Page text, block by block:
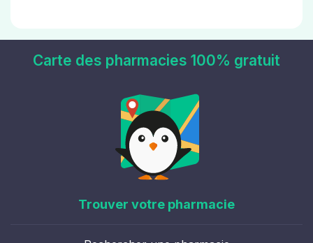
Carte des pharmacies 100% gratuit
Trouver votre pharmacie